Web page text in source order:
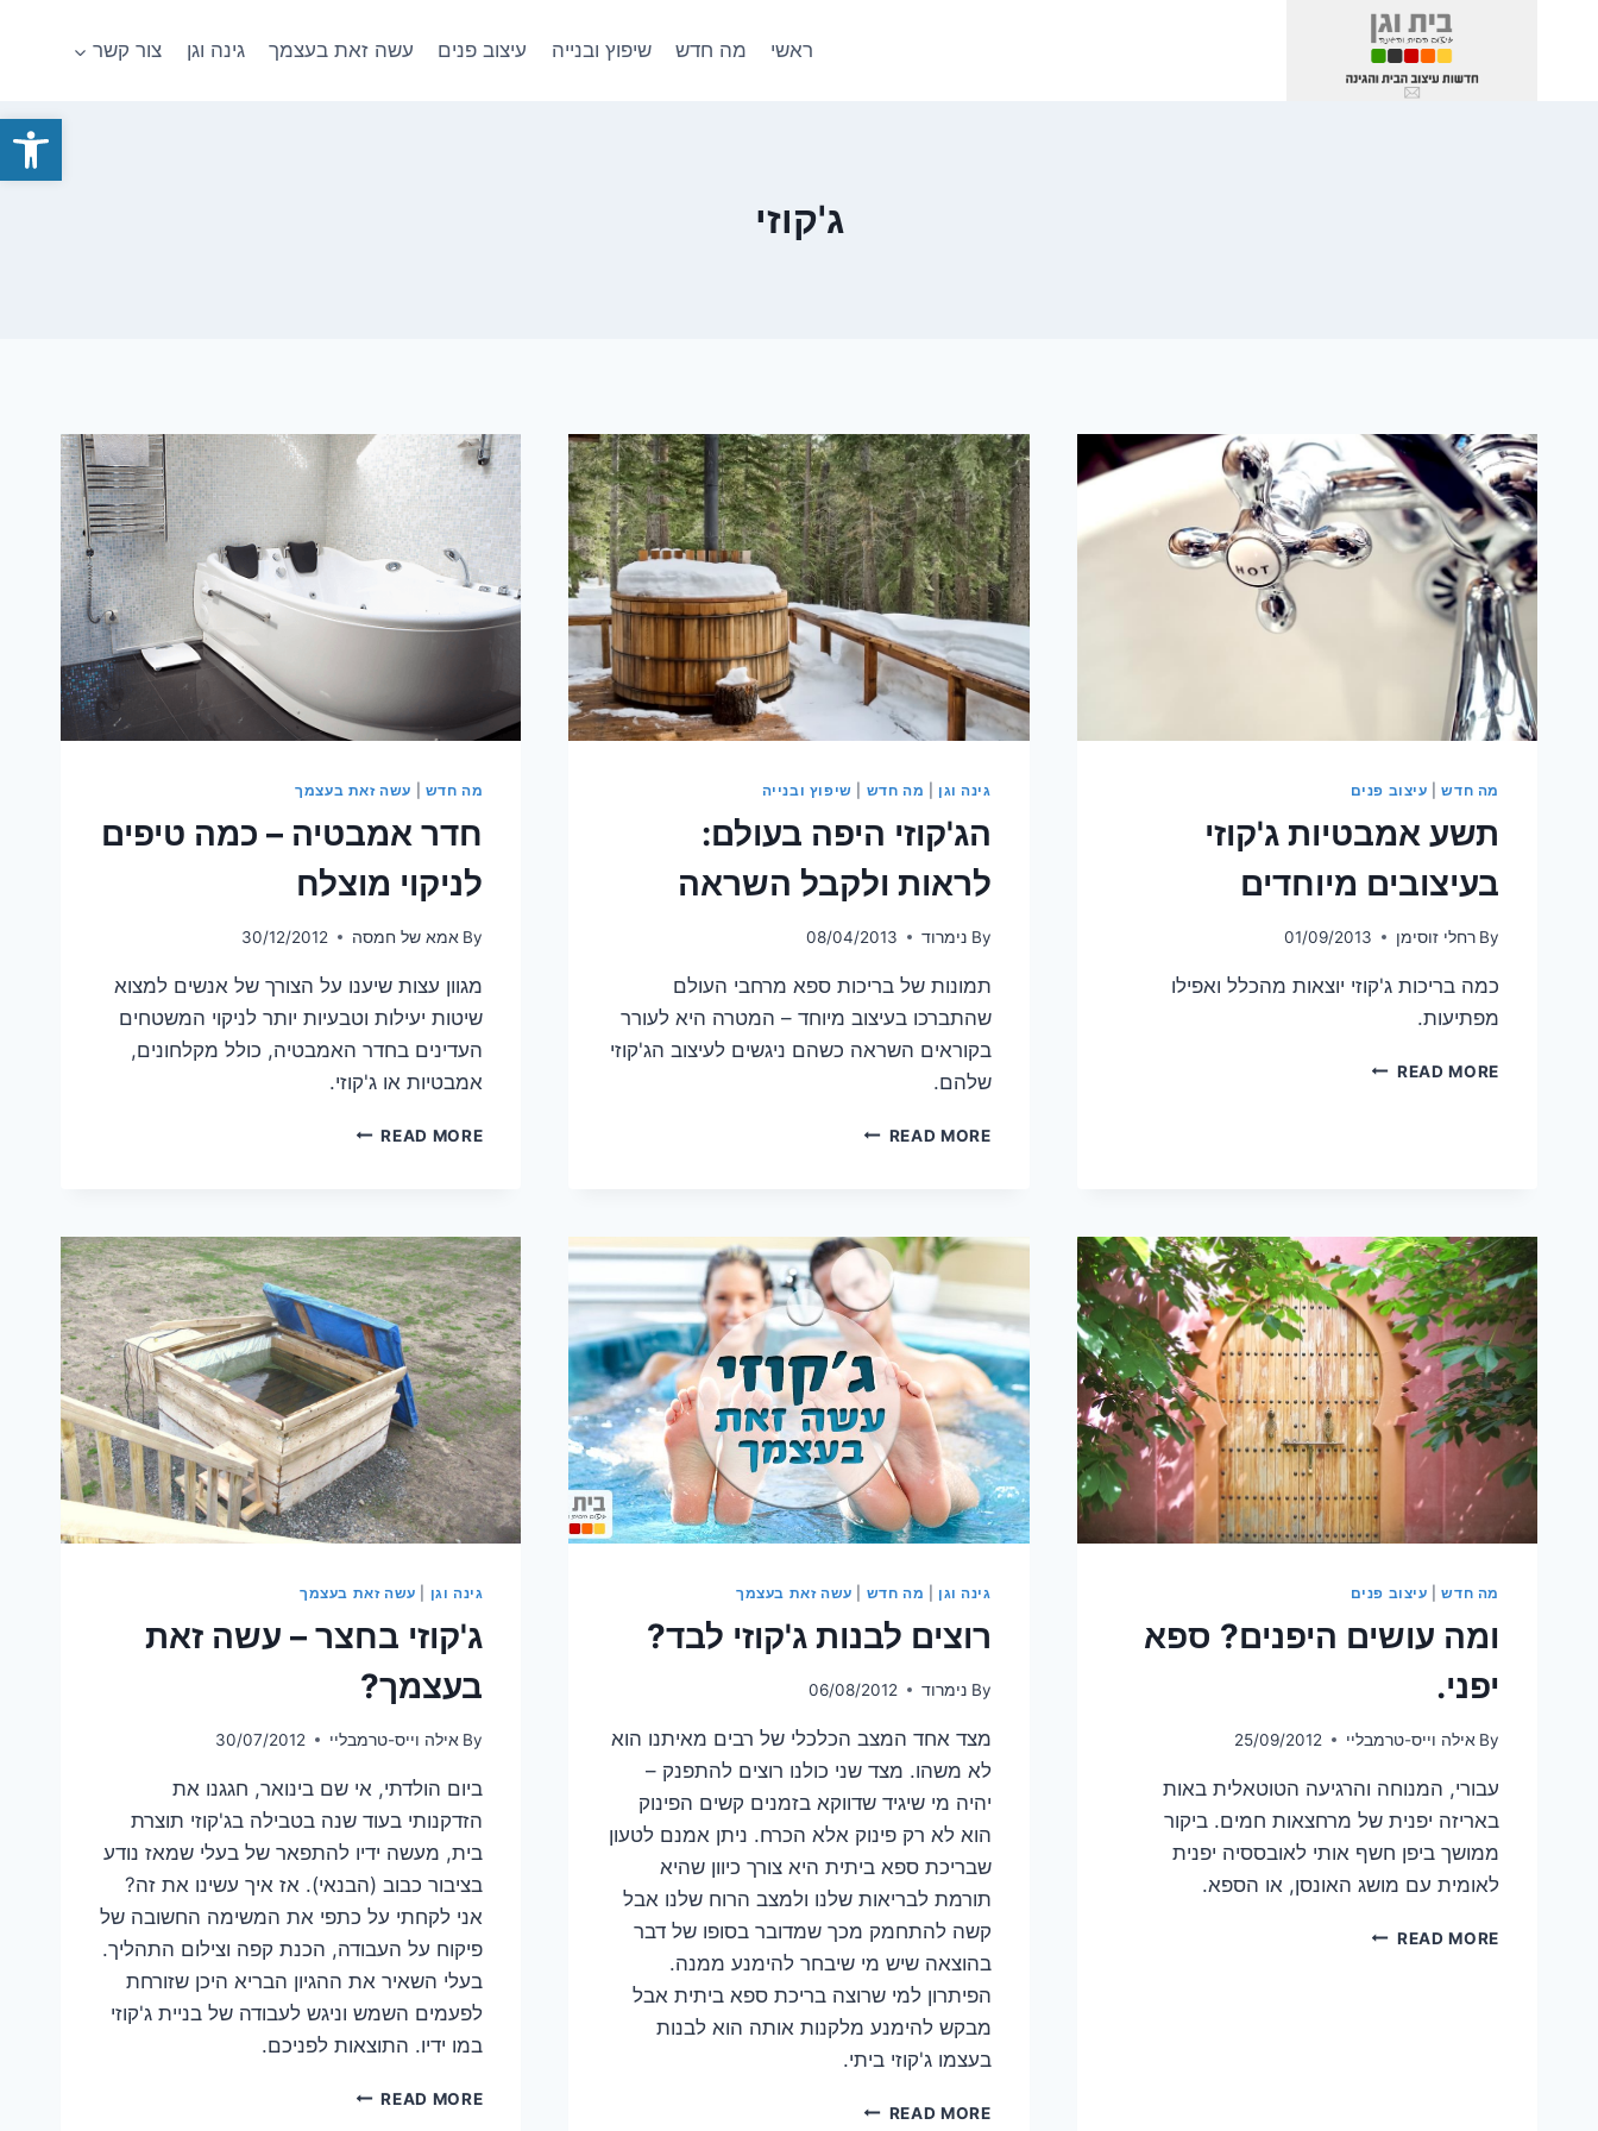
פתח
ראשי מה חדש שיפוץ ובנייה עיצוב פנים עשה זאת בעצמך גינה וגן צור קשר
ג'קוזי
מה חדש| עיצוב פנים
תשע אמבטיות ג'קוזי
בעיצובים מיוחדים
By רחלי זוסימן 01/09/2013
כמה בריכות ג'קוזי יוצאות מהכלל ואפילו
מפתיעות.
READ MOREתשע
גינה וגן מה חדש שיפוץ ובנייה
הג'קוזי היפה בעולם:
לראות ולקבל השראה
By נימרוד 08/04/2013
תמונות של בריכות ספא מרחבי העולם
שהתברכו בעיצוב מיוחד – המטרה היא לעורר
בקוראים השראה כשהם ניגשים לעיצוב הג'קוזי
שלהם.
READ MOREהג'קוזי
השראה
מה חדש עשה זאת בעצמך
חדר אמבטיה – כמה טיפים
לניקוי מוצלח
By אמא של חמסה 30/12/2012
מגוון עצות שיענו על הצורך של אנשים למצוא
שיטות יעילות וטבעיות יותר לניקוי המשטחים
העדינים בחדר האמבטיה, כולל מקלחונים,
אמבטיות או ג'קוזי.
READ MOREחדר
לניקוי
מוצלח
מה חדש| עיצוב פנים
ומה עושים היפנים? ספא
יפני.
By אילה וייס-טרמבליי 25/09/2012
עבורי, המנוחה והרגיעה הטוטאלית באות
באריזה יפנית של מרחצאות חמים. ביקור
ממושך ביפן חשף אותי לאובססיה יפנית
לאומית עם מושג האונסן, או הספא.
READ MOREומה
גינה וגן מה חדש עשה זאת בעצמך
רוצים לבנות ג'קוזי לבד?
By נימרוד 06/08/2012
מצד אחד המצב הכלכלי של רבים מאיתנו הוא
לא משהו. מצד שני כולנו רוצים להתפנק –
יהיה מי שיגיד שדווקא בזמנים קשים הפינוק
הוא לא רק פינוק אלא הכרח. ניתן אמנם לטעון
שבריכת ספא ביתית היא צורך כיוון שהיא
תורמת לבריאות שלנו ולמצב הרוח שלנו אבל
קשה להתחמק מכך שמדובר בסופו של דבר
בהוצאה שיש מי שיבחר להימנע ממנה.
הפיתרון למי שרוצה בריכת ספא ביתית אבל
מבקש להימנע מלקנות אותה הוא לבנות
בעצמו ג'קוזי ביתי.
READ MOREרוצים
גינה וגן עשה זאת בעצמך
ג'קוזי בחצר – עשה זאת
בעצמך?
By אילה וייס-טרמבליי 30/07/2012
ביום הולדתי, אי שם בינואר, חגגנו את
הזדקנותי בעוד שנה בטבילה בג'קוזי תוצרת
בית, מעשה ידיו להתפאר של בעלי שמאז נודע
בציבור כבוב (הבנאי). אז איך עשינו את זה?
אני לקחתי על כתפי את המשימה החשובה של
פיקוח על העבודה, הכנת קפה וצילום התהליך.
בעלי השאיר את ההגיון הבריא היכן שזורחת
לפעמים השמש וניגש לעבודה של בניית ג'קוזי
במו ידיו. התוצאות לפניכם.
READ MOREג'קוזי